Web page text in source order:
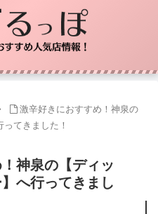
激辛好きにおすすめ！神泉の
てきました！
神泉の【ディッ
へ行ってきまし